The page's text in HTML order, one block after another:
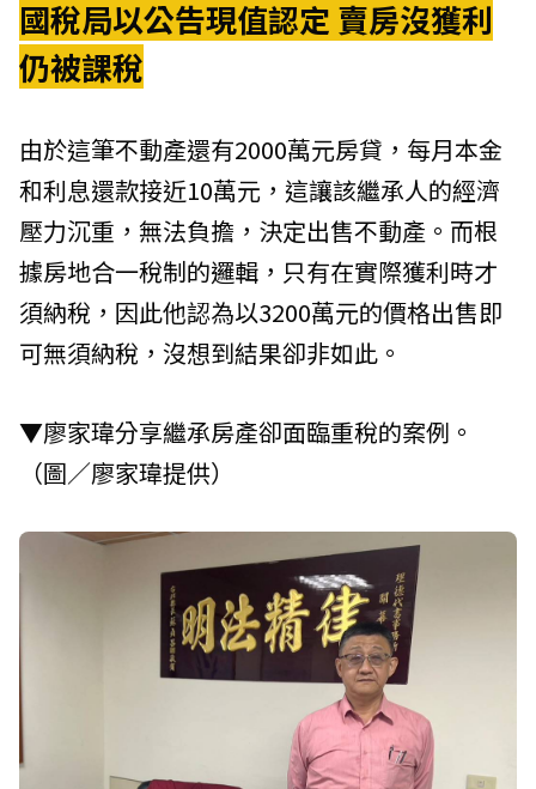
國稅局以公告現值認定 賣房沒獲利
仍被課稅
由於這筆不動產還有2000萬元房貸，每月本金
和利息還款接近10萬元，這讓該繼承人的經濟
壓力沉重，無法負擔，決定出售不動產。而根
據房地合一稅制的邏輯，只有在實際獲利時才
須納稅，因此他認為以3200萬元的價格出售即
可無須納稅，沒想到結果卻非如此。
▼廖家瑋分享繼承房產卻面臨重稅的案例。
（圖／廖家瑋提供）